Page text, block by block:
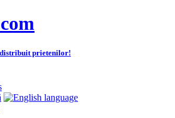
prietenilor!